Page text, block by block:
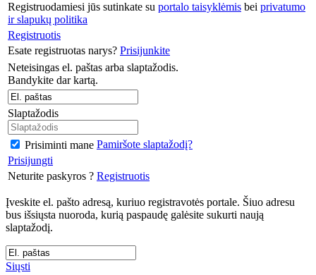
Registruodamiesi jūs sutinkate su portalo taisyklėmis bei privatumo
ir slapukų politika
Registruotis
Esate registruotas narys? Prisijunkite
Neteisingas el. paštas arba slaptažodis.
Bandykite dar kartą.
Slaptažodis
Prisiminti mane Pamiršote slaptažodį?
Prisijungti
Neturite paskyros ? Registruotis
Įveskite el. pašto adresą, kuriuo registravotės portale. Šiuo adresu
bus išsiųsta nuoroda, kurią paspaudę galėsite sukurti naują
slaptažodį.
Siųsti